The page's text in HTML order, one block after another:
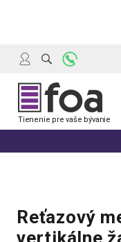
Reťazový
vertikálne